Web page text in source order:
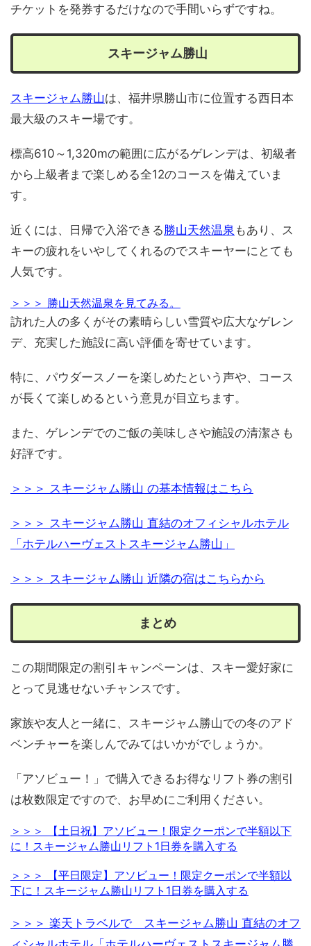
チケットを発券するだけなので手間いらずですね。
スキージャム勝山
スキージャム勝山は、福井県勝山市に位置する西日本
最大級のスキー場です。
標高610～1,320mの範囲に広がるゲレンデは、初級者
から上級者まで楽しめる全12のコースを備えていま
す。
近くには、日帰で入浴できる勝山天然温泉 もあり、ス
キーの疲れをいやしてくれるのでスキーヤーにとても
人気です。
＞＞＞ 勝山天然温泉を見てみる。
訪れた人の多くがその素晴らしい雪質や広大なゲレン
デ、充実した施設に高い評価を寄せています。
特に、パウダースノーを楽しめたという声や、コース
が長くて楽しめるという意見が目立ちます。
また、ゲレンデでのご飯の美味しさや施設の清潔さも
好評です。
＞＞＞ スキージャム勝山 の基本情報はこちら
＞＞＞ スキージャム勝山 直結のオフィシャルホテル
「ホテルハーヴェストスキージャム勝山」
＞＞＞ スキージャム勝山 近隣の宿はこちらから
まとめ
この期間限定の割引キャンペーンは、スキー愛好家に
とって見逃せないチャンスです。
家族や友人と一緒に、スキージャム勝山での冬のアド
ベンチャーを楽しんでみてはいかがでしょうか。
「アソビュー！」で購入できるお得なリフト券の割引
は枚数限定ですので、お早めにご利用ください。
＞＞＞ 【土日祝】アソビュー！限定クーポンで半額以下
に！スキージャム勝山リフト1日券を購入する
＞＞＞ 【平日限定】アソビュー！限定クーポンで半額以
下に！スキージャム勝山リフト1日券を購入する
＞＞＞ 楽天トラベルで スキージャム勝山 直結のオフ